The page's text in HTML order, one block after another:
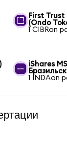
First Trust
(Ondo
1 CIBRon
iShares
1 INDAon